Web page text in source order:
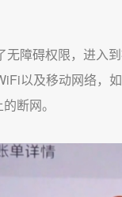
障碍权限，进入
以及移动网络，
断网。